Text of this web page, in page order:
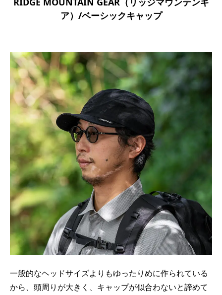
ア）/ベーシックキャップ
一般的なヘッドサイズよりもゆったりめに作られている
から、頭周りが大きく、キャップが似合わないと諦めて